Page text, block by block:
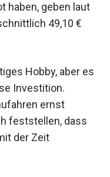
haben, geben laut
49,10 €
Hobby, aber es
Investition.
ernst
feststellen, dass
der Zeit